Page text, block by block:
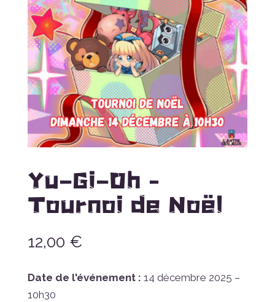
Yu-Gi-Oh –
Tournoi de Noël
12,00 €
Date de l'événement : 14 décembre 2025 –
10h30